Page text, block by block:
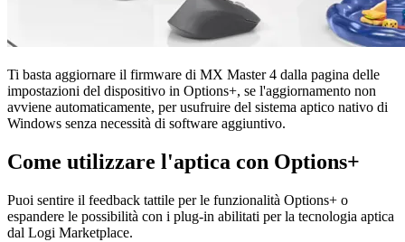
Ti basta aggiornare il firmware di MX Master 4 dalla pagina delle
impostazioni del dispositivo in Options+, se l'aggiornamento non
avviene automaticamente, per usufruire del sistema aptico nativo di
Windows senza necessità di software aggiuntivo.
Come utilizzare l'aptica con Options+
Puoi sentire il feedback tattile per le funzionalità Options+ o
espandere le possibilità con i plug-in abilitati per la tecnologia aptica
dal Logi Marketplace.